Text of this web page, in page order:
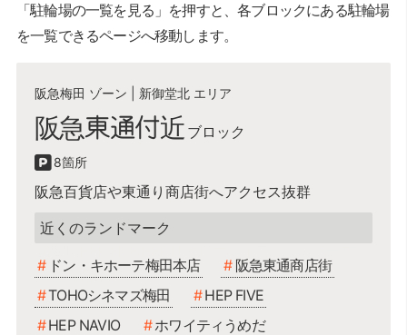
「駐輪場の一覧を見る」を押すと、各ブロックにある駐輪場
を一覧できるページへ移動します。
阪急梅田 ゾーン 新御堂北 エリア
阪急東通付近
8
阪急百貨店や東通り商店街へアクセス抜群
ドン・キホーテ梅田本店,阪急東通商店街,TOHOシネマ
ドワン梅田店
ドン・キホーテ梅田本店
阪急東通商店街
TOHOシネマズ梅田
HEP FIVE
HEP NAVIO
ホワイティうめだ